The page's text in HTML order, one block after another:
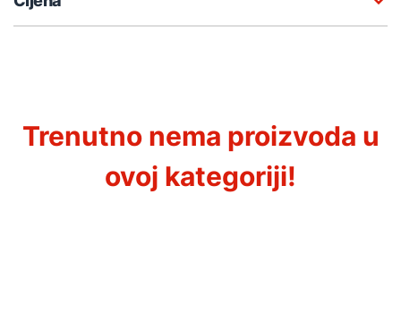
Trenutno nema proizvoda u
ovoj kategoriji!